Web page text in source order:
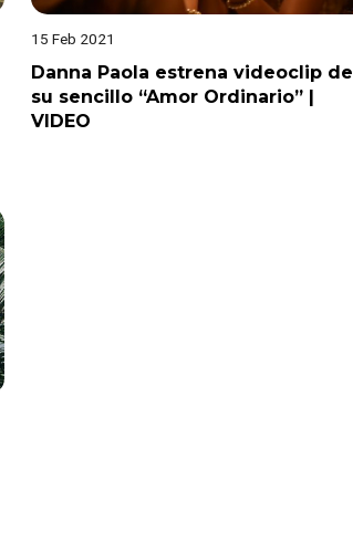
15 Feb 2021
Danna Paola estrena videoclip de
su sencillo “Amor Ordinario” |
VIDEO